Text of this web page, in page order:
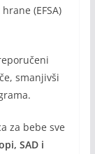
(EFSA)
smanjivši
za bebe sve
SAD i